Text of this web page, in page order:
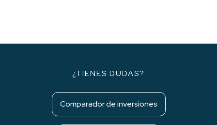
¿TIENES DUDAS?
Comparador de inversiones